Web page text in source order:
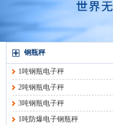
钢瓶秤
1吨钢瓶电子秤
2吨钢瓶电子秤
3吨钢瓶电子秤
1吨防爆电子钢瓶秤